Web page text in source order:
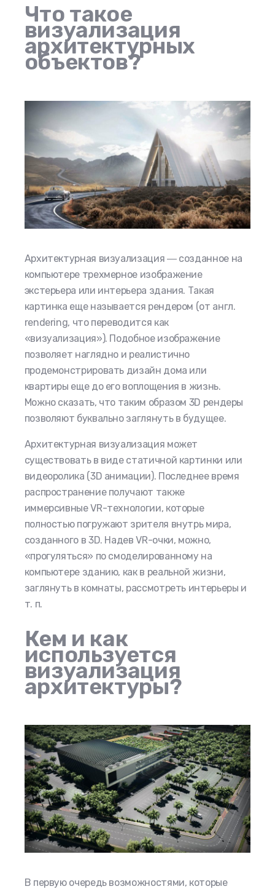
Что такое
визуализация
архитектурных
объектов?
Архитектурная визуализация ― созданное на
компьютере трехмерное изображение
экстерьера или интерьера здания. Такая
картинка еще называется рендером (от англ.
rendering, что переводится как
«визуализация»). Подобное изображение
позволяет наглядно и реалистично
продемонстрировать дизайн дома или
квартиры еще до его воплощения в жизнь.
Можно сказать, что таким образом 3D рендеры
позволяют буквально заглянуть в будущее.
Архитектурная визуализация может
существовать в виде статичной картинки или
видеоролика (3D анимации). Последнее время
распространение получают также
иммерсивные VR-технологии, которые
полностью погружают зрителя внутрь мира,
созданного в 3D. Надев VR-очки, можно,
«прогуляться» по смоделированному на
компьютере зданию, как в реальной жизни,
заглянуть в комнаты, рассмотреть интерьеры и
т. п.
Кем и как
используется
визуализация
архитектуры?
В первую очередь возможностями, которые